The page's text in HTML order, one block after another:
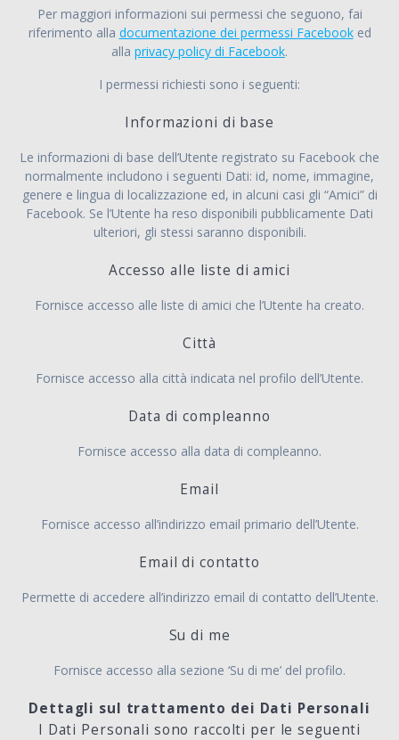
Per maggiori informazioni sui permessi che seguono, fai
riferimento alla documentazione dei permessi Facebooked
alla privacy policy di Facebook.
I permessi richiesti sono i seguenti:
Informazioni di base
Le informazioni di base dell’Utente registrato su Facebook che
normalmente includono i seguenti Dati: id, nome, immagine,
genere e lingua di localizzazione ed, in alcuni casi gli “Amici” di
Facebook. Se l’Utente ha reso disponibili pubblicamente Dati
ulteriori, gli stessi saranno disponibili.
Accesso alle liste di amici
Fornisce accesso alle liste di amici che l’Utente ha creato.
Città
Fornisce accesso alla città indicata nel profilo dell’Utente.
Data di compleanno
Fornisce accesso alla data di compleanno.
Email
Fornisce accesso all’indirizzo email primario dell’Utente.
Email di contatto
Permette di accedere all’indirizzo email di contatto dell’Utente.
Su di me
Fornisce accesso alla sezione ‘Su di me’ del profilo.
Dettagli sul trattamento dei Dati Personali
I Dati Personali sono raccolti per le seguenti